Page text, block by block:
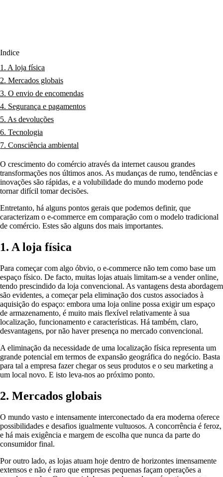
Índice
1. A loja física
2. Mercados globais
3. O envio de encomendas
4. Segurança e pagamentos
5. As devoluções
6. Tecnologia
7. Consciência ambiental
O crescimento do comércio através da internet causou grandes
transformações nos últimos anos. As mudanças de rumo, tendências e
inovações são rápidas, e a volubilidade do mundo moderno pode
tornar difícil tomar decisões.
Entretanto, há alguns pontos gerais que podemos definir, que
caracterizam o e-commerce em comparação com o modelo tradicional
de comércio. Estes são alguns dos mais importantes.
1. A loja física
Para começar com algo óbvio, o e-commerce não tem como base um
espaço físico. De facto, muitas lojas atuais limitam-se a vender online,
tendo prescindido da loja convencional. As vantagens desta abordagem
são evidentes, a começar pela eliminação dos custos associados à
aquisição do espaço: embora uma loja online possa exigir um espaço
de armazenamento, é muito mais flexível relativamente à sua
localização, funcionamento e características. Há também, claro,
desvantagens, por não haver presença no mercado convencional.
A eliminação da necessidade de uma localização física representa um
grande potencial em termos de expansão geográfica do negócio. Basta
para tal a empresa fazer chegar os seus produtos e o seu marketing a
um local novo. E isto leva-nos ao próximo ponto.
2. Mercados globais
O mundo vasto e intensamente interconectado da era moderna oferece
possibilidades e desafios igualmente vultuosos. A concorrência é feroz,
e há mais exigência e margem de escolha que nunca da parte do
consumidor final.
Por outro lado, as lojas atuam hoje dentro de horizontes imensamente
extensos e não é raro que empresas pequenas façam operações a